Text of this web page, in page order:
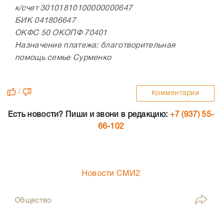
к/счет 30101810100000000647
БИК 041806647
ОКФС 50 ОКОПФ 70401
Назначение платежа: благотворительная
помощь семье Сурменко
/ Комментарии
Есть новости? Пиши и звони в редакцию: +7 (937) 55-
66-102
Новости СМИ2
Общество